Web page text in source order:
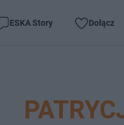
ESKA Story Dołącz